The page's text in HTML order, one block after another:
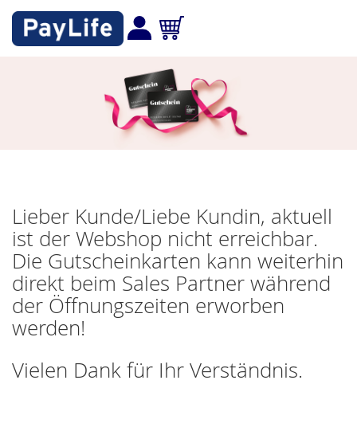
Lieber Kunde/Liebe Kundin, aktuell
ist der Webshop nicht erreichbar.
Die Gutscheinkarten kann weiterhin
direkt beim Sales Partner während
der Öffnungszeiten erworben
werden!
Vielen Dank für Ihr Verständnis.